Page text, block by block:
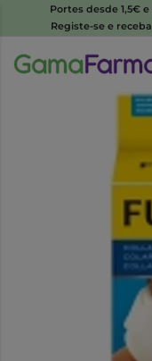
Portes desde 1,5€
Registe-se e